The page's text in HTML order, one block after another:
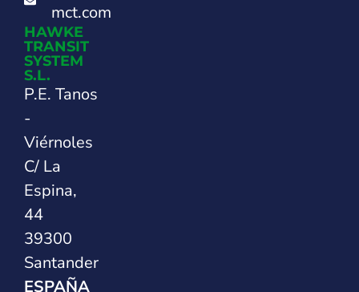
mct.com
HAWKE
TRANSIT
SYSTEM
S.L.
P.E. Tanos
-
Viérnoles
C/ La
Espina,
44
39300
Santander
ESPAÑA